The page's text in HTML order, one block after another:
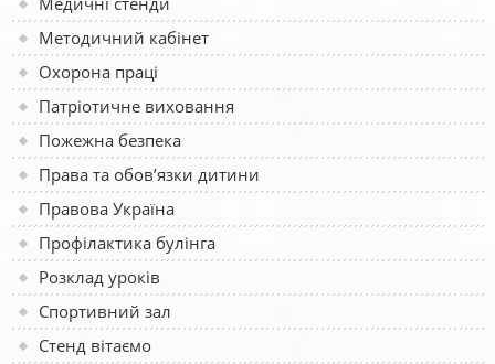
Методичний кабінет
Охорона праці
Патріотичне виховання
Пожежна безпека
Права та обов’язки дитини
Правова Україна
Профілактика булінга
Розклад уроків
Спортивний зал
Стенд вітаємо